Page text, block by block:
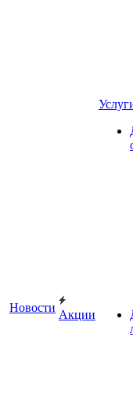
Новости
Акции